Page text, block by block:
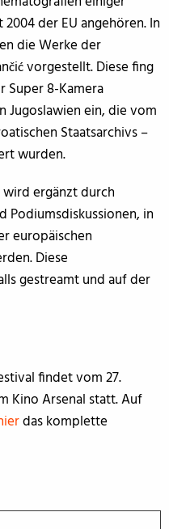
der EU angehören. In
die Werke der
vorgestellt. Diese fing
Super 8-Kamera
Jugoslawien ein, die vom
Staatsarchivs –
wurden.
ergänzt durch
in
europäischen
Diese
gestreamt und auf der
findet vom 27.
Kino Arsenal statt. Auf
das komplette